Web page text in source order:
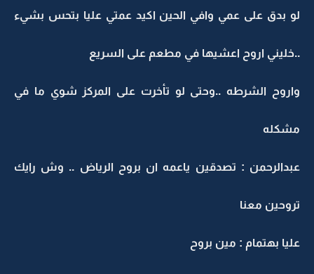
لو بدق على عمي وافي الحين اكيد عمتي عليا بتحس بشيء
..خليني اروح اعشيها في مطعم على السريع
واروح الشرطه ..وحتى لو تأخرت على المركز شوي ما في
مشكله
عبدالرحمن : تصدقين ياعمه ان بروح الرياض .. وش رايك
تروحين معنا
عليا بهتمام : مين بروح